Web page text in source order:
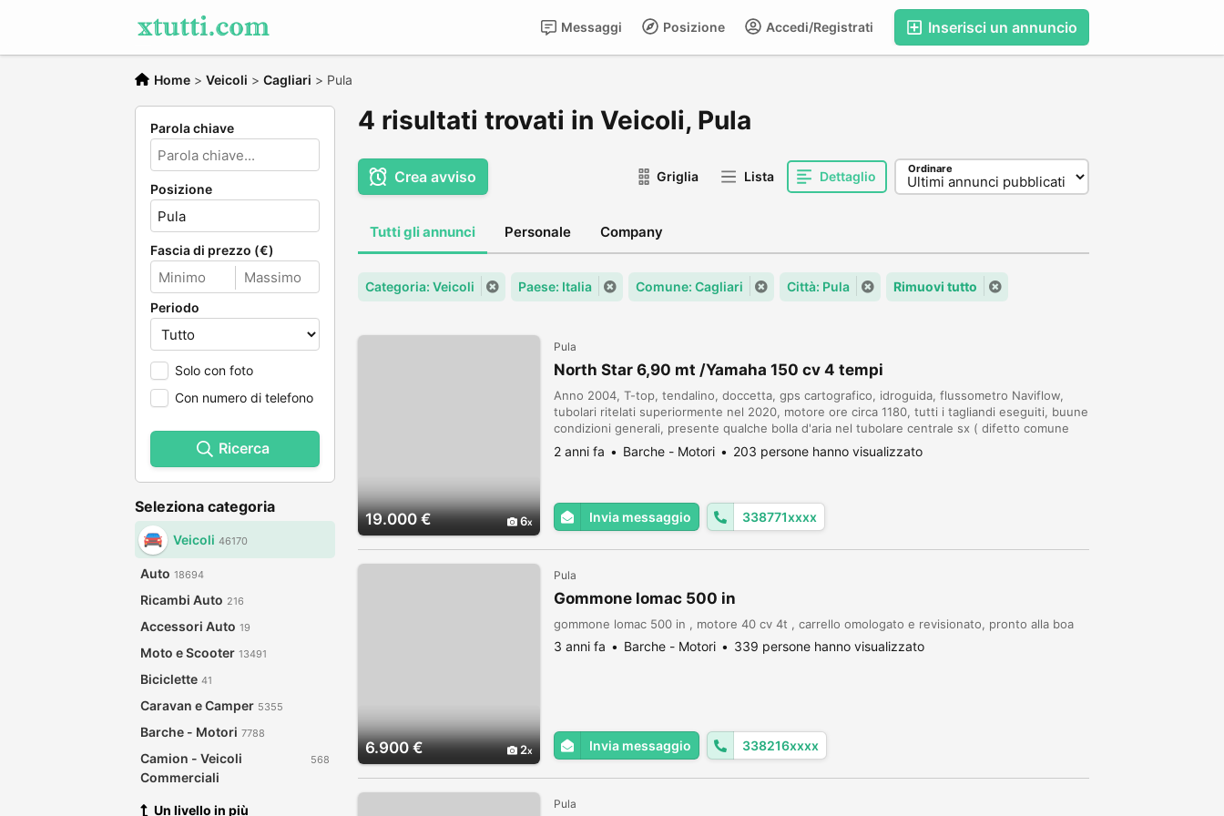
Inserisci un annuncio
Accedi/Registrati
Posizione
Messaggi
Home > Veicoli > Cagliari > Pula
Parola chiave
Posizione
Fascia di prezzo (€)
Periodo
Solo con foto
Con numero di telefono
Ricerca
Seleziona categoria
Veicoli 46170
Auto 18694
Ricambi Auto 216
Accessori Auto 19
Moto e Scooter 13491
Biciclette 41
Caravan e Camper 5355
Barche - Motori 7788
Camion - Veicoli
Commerciali
568
Un livello in più
4 risultati trovati in Veicoli, Pula
Crea avviso Griglia Lista Dettaglio Ordinare
Tutti gli annunci Personale Company
Categoria: Veicoli Paese: Italia Comune: Cagliari Città: Pula Rimuovi tutto
19.000 € 6
Pula
North Star 6,90 mt /Yamaha 150 cv 4 tempi
Anno 2004, T-top, tendalino, doccetta, gps cartografico, idroguida, flussometro Naviflow,
tubolari ritelati superiormente nel 2020, motore ore circa 1180, tutti i tagliandi eseguiti, buune
condizioni generali, presente qualche bolla d'aria nel tubolare centrale sx ( difetto comune
quando si ritela un gommone, non perde pressione comunqie). Trasporto in tutta...
2 anni fa Barche - Motori 203 persone hanno visualizzato
Invia messaggio 338771xxxx
6.900 € 2
Pula
Gommone lomac 500 in
gommone lomac 500 in , motore 40 cv 4t , carrello omologato e revisionato, pronto alla boa
3 anni fa Barche - Motori 339 persone hanno visualizzato
Invia messaggio 338216xxxx
Pula